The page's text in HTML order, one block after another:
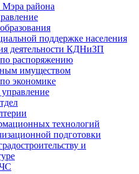
Мэра района
поддержке населения
деятельности КДНиЗП
распоряжению
имуществом
экономике
технологий
подготовки
и